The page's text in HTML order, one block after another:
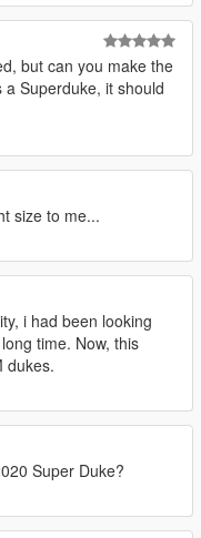
but can you make the
Superduke, it should
size to me...
i had been looking
time. Now, this
dukes.
Super Duke?